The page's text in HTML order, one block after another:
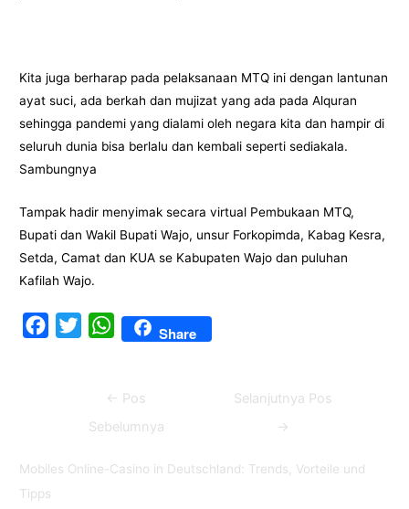
Kita juga berharap pada pelaksanaan MTQ ini dengan lantunan
ayat suci, ada berkah dan mujizat yang ada pada Alquran
sehingga pandemi yang dialami oleh negara kita dan hampir di
seluruh dunia bisa berlalu dan kembali seperti sediakala.
Sambungnya
Tampak hadir menyimak secara virtual Pembukaan MTQ,
Bupati dan Wakil Bupati Wajo, unsur Forkopimda, Kabag Kesra,
Setda, Camat dan KUA se Kabupaten Wajo dan puluhan
Kafilah Wajo.
o
k
r
W
t
s
p
Share
Navigasi
← Pos
Sebelumnya
Selanjutnya Pos
→
Mobiles Online-Casino in Deutschland: Trends, Vorteile und
Tipps